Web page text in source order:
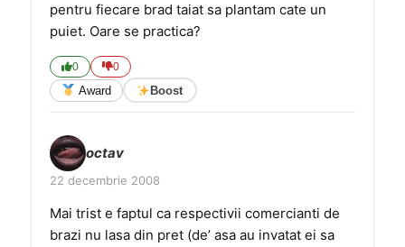
pentru fiecare brad taiat sa plantam cate un
puiet. Oare se practica?
0 0
Award Boost
octav
22 decembrie 2008
Mai trist e faptul ca respectivii comercianti de
brazi nu lasa din pret (de’ asa au invatat ei sa